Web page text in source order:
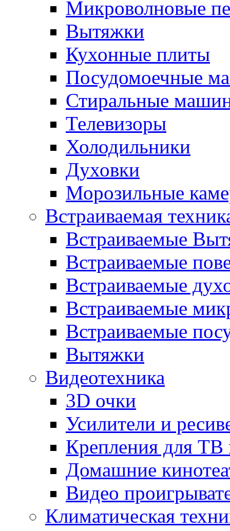
Микроволновые
Вытяжки
Кухонные плиты
Посудомоечные
Стиральные
Телевизоры
Холодильники
Духовки
Морозильные
Встраиваемая
Встраиваемые
Встраиваемые
Встраиваемые
Встраиваемые
Встраиваемые
Вытяжки
Видеотехника
3D очки
Усилители и
Крепления для ТВ
Домашние
Видео
Климатическая